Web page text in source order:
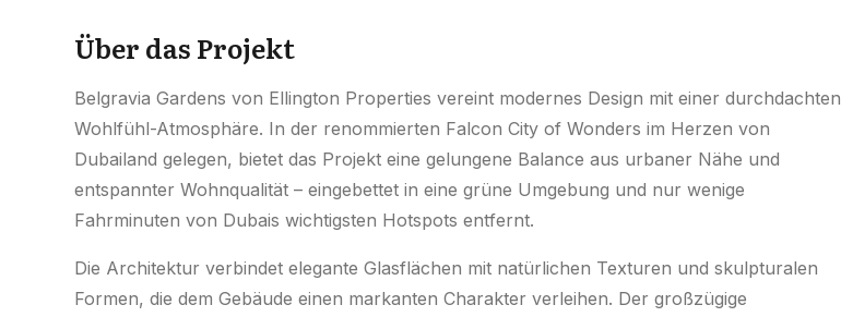
Über das Projekt
Belgravia Gardens von Ellington Properties vereint modernes Design mit einer durchdachten
Wohlfühl-Atmosphäre. In der renommierten Falcon City of Wonders im Herzen von
Dubailand gelegen, bietet das Projekt eine gelungene Balance aus urbaner Nähe und
entspannter Wohnqualität – eingebettet in eine grüne Umgebung und nur wenige
Fahrminuten von Dubais wichtigsten Hotspots entfernt.
Die Architektur verbindet elegante Glasflächen mit natürlichen Texturen und skulpturalen
Formen, die dem Gebäude einen markanten Charakter verleihen. Der großzügige